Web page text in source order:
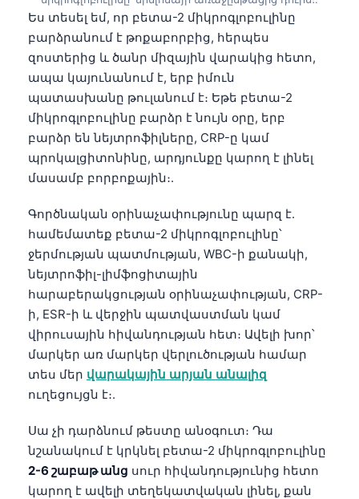
Ես տեսել եմ, որ բետա-2 միկրոգլոբուլինը
բարձրանում է թոքաբորբից, հերպես
զոստերից և ծանր միզային վարակից հետո,
ապա կայունանում է, երբ իմուն
պատասխանը թուլանում է։ Եթե բետա-2
միկրոգլոբուլինը բարձր է նույն օրը, երբ
բարձր են նեյտրոֆիլները, CRP-ը կամ
պրոկալցիտոնինը, արդյունքը կարող է լինել
մասամբ բորբոքային։.
Գործնական օրինաչափությունը պարզ է.
համեմատեք բետա-2 միկրոգլոբուլինը՝
ջերմության պատմության, WBC-ի քանակի,
նեյտրոֆիլ-լիմֆոցիտային
հարաբերակցության օրինաչափության, CRP-
ի, ESR-ի և վերջին պատվաստման կամ
վիրուսային հիվանդության հետ։ Ավելի խոր՝
մարկեր առ մարկեր վերլուծության համար
տես մեր վարակային արյան անալիզ
ուղեցույցն է։.
Սա չի դարձնում թեստը անօգուտ։ Դա
նշանակում է կրկնել բետա-2 միկրոգլոբուլինը
2-6 շաբաթ անց սուր հիվանդությունից հետո
կարող է ավելի տեղեկատվական լինել, քան
தமிழ்
ગુજરાતી
ಕನ್ನಡ
മലയാളം
Bahasa Melayu
Tiếng Việt
Tagalog
ไทย
ဗမာစာ
Kiswahili
Українська
O‘zbekcha
Català
Қазақ тілі
Suomi
Hrvatski
Slovenčina